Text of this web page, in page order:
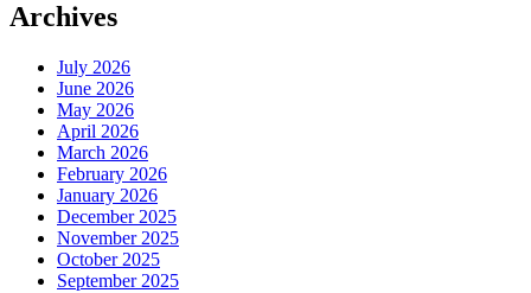
Archives
July 2026
June 2026
May 2026
April 2026
March 2026
February 2026
January 2026
December 2025
November 2025
October 2025
September 2025